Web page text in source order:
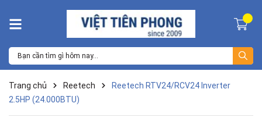
Trang chủ Reetech
Reetech RTV24/RCV24 Inverter
2.5HP (24.000BTU)